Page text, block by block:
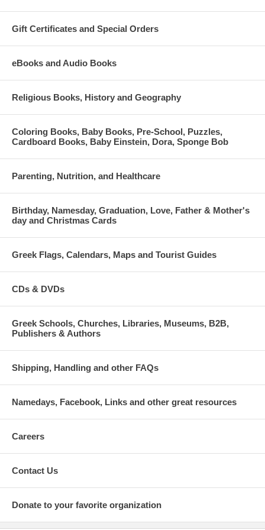
Gift Certificates and Special Orders
eBooks and Audio Books
Religious Books, History and Geography
Coloring Books, Baby Books, Pre-School, Puzzles,
Cardboard Books, Baby Einstein, Dora, Sponge Bob
Parenting, Nutrition, and Healthcare
Birthday, Namesday, Graduation, Love, Father & Mother's
day and Christmas Cards
Greek Flags, Calendars, Maps and Tourist Guides
CDs & DVDs
Greek Schools, Churches, Libraries, Museums, B2B,
Publishers & Authors
Shipping, Handling and other FAQs
Namedays, Facebook, Links and other great resources
Careers
Contact Us
Donate to your favorite organization